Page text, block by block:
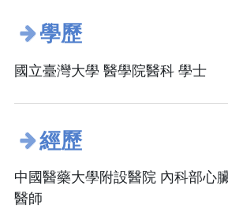
學歷
國立臺灣大學 醫學院醫科 學士
經歷
中國醫藥大學附設醫院 內科部心
醫師